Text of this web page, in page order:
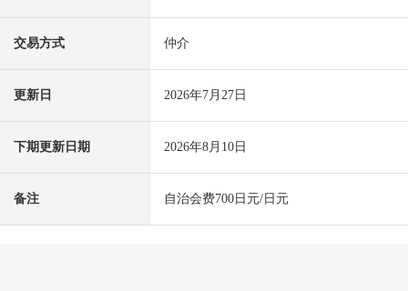
交易方式 仲介
更新日 2026年7月27日
下期更新日期 2026年8月10日
备注 自治会费700日元/日元